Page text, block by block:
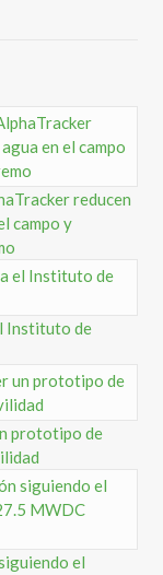
reducen
campo y
Instituto de
prototipo de
el